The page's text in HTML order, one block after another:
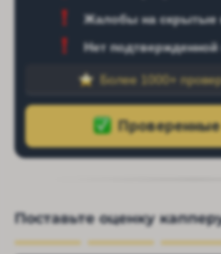
Жалобы на скрытые
Нет
Более 1000+
Поставьте оценку